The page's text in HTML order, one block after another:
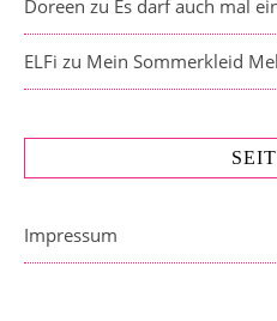
Doreen zu Es darf auch mal
ELFi zu Mein Sommerkleid
Impressum